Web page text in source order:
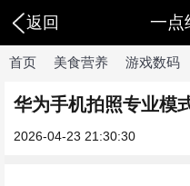
返回 一点
首页 美食营养 游戏数码
华为手机拍照专业模
2026-04-23 21:30:30